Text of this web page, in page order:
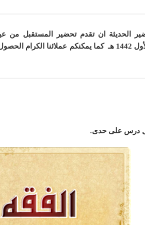
الحديثة ان تقدم تحضير المستقبل من
هـ
كما يمكنكم عملائنا الكرام
درس على حدى.